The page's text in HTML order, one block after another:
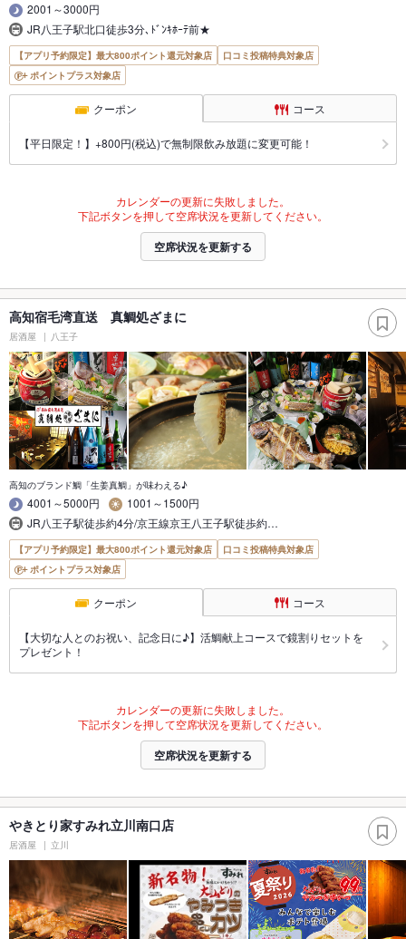
2001～3000円
JR八王子駅北口徒歩3分､ﾄﾞﾝｷﾎｰﾃ前★
【アプリ予約限定】最大800ポイント還元対象店
口コミ投稿特典対象店
ポイントプラス対象店
クーポン コース
【平日限定！】+800円(税込)で無制限飲み放題に変更可能！
カレンダーの更新に失敗しました。
下記ボタンを押して空席状況を更新してください。
空席状況を更新する
高知宿毛湾直送 真鯛処ざまに
居酒屋 八王子
高知のブランド鯛「生姜真鯛」が味わえる♪
4001～5000円
1001～1500円
JR八王子駅徒歩約4分/京王線京王八王子駅徒歩約…
【アプリ予約限定】最大800ポイント還元対象店
口コミ投稿特典対象店
ポイントプラス対象店
クーポン コース
【大切な人とのお祝い、記念日に♪】活鯛献上コースで鏡割りセットを
プレゼント！
カレンダーの更新に失敗しました。
下記ボタンを押して空席状況を更新してください。
空席状況を更新する
やきとり家すみれ立川南口店
居酒屋 立川